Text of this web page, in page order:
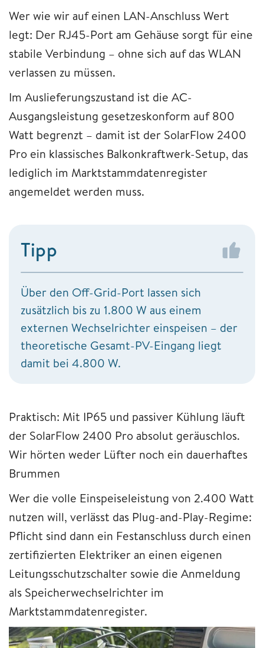
Wer wie wir auf einen LAN-Anschluss Wert
legt: Der RJ45-Port am Gehäuse sorgt für eine
stabile Verbindung – ohne sich auf das WLAN
verlassen zu müssen.
Im Auslieferungszustand ist die AC-
Ausgangsleistung gesetzeskonform auf 800
Watt begrenzt – damit ist der SolarFlow 2400
Pro ein klassisches Balkonkraftwerk-Setup, das
lediglich im Marktstammdatenregister
angemeldet werden muss.
Tipp
Über den Off-Grid-Port lassen sich
zusätzlich bis zu 1.800 W aus einem
externen Wechselrichter einspeisen – der
theoretische Gesamt-PV-Eingang liegt
damit bei 4.800 W.
Praktisch: Mit IP65 und passiver Kühlung läuft
der SolarFlow 2400 Pro absolut geräuschlos.
Wir hörten weder Lüfter noch ein dauerhaftes
Brummen
Wer die volle Einspeiseleistung von 2.400 Watt
nutzen will, verlässt das Plug-and-Play-Regime:
Pflicht sind dann ein Festanschluss durch einen
zertifizierten Elektriker an einen eigenen
Leitungsschutzschalter sowie die Anmeldung
als Speicherwechselrichter im
Marktstammdatenregister.